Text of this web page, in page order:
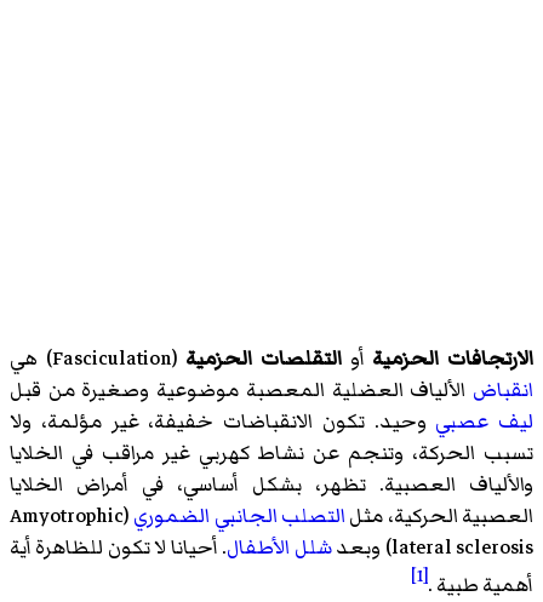
الارتجافات الحزمية أو التقلصات الحزمية (
Fasciculation)‏ هي
انقباض الألياف العضلية المعصبة موضوعية وصغيرة من قبل
ليف عصبي وحيد. تكون الانقباضات خفيفة، غير مؤلمة، ولا
تسبب الحركة، وتنجم عن نشاط كهربي غير مراقب في الخلايا
والألياف العصبية. تظهر، بشكل أساسي، في أمراض الخلايا
العصبية الحركية، مثلالتصلب الجانبي الضموري (Amyotrophic
lateral sclerosis) وبعد
شلل الأطفال. أحيانا لا تكون للظاهرة أية
أهمية طبية .[1]